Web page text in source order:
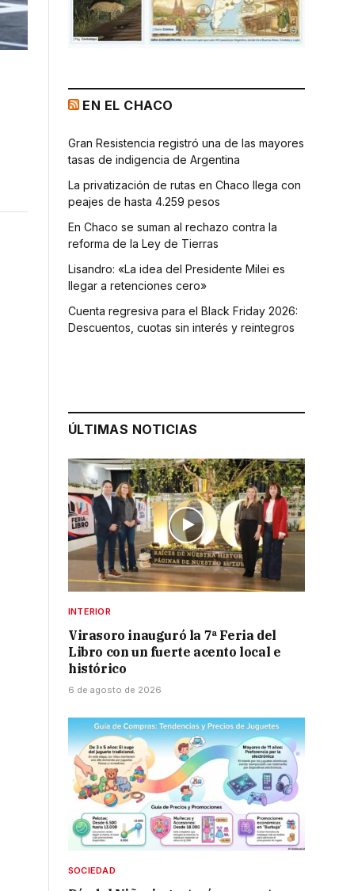
EN EL CHACO
Gran Resistencia registró una de las mayores
tasas de indigencia de Argentina
La privatización de rutas en Chaco llega con
peajes de hasta 4.259 pesos
En Chaco se suman al rechazo contra la
reforma de la Ley de Tierras
Lisandro: «La idea del Presidente Milei es
llegar a retenciones cero»
Cuenta regresiva para el Black Friday 2026:
Descuentos, cuotas sin interés y reintegros
ÚLTIMAS NOTICIAS
INTERIOR
Virasoro inauguró la 7ª Feria del
Libro con un fuerte acento local e
histórico
6 de agosto de 2026
SOCIEDAD